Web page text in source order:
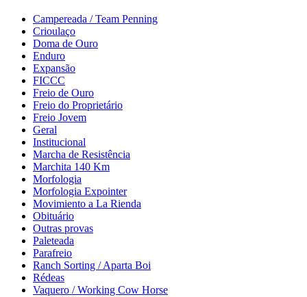
Campereada / Team Penning
Crioulaço
Doma de Ouro
Enduro
Expansão
FICCC
Freio de Ouro
Freio do Proprietário
Freio Jovem
Geral
Institucional
Marcha de Resistência
Marchita 140 Km
Morfologia
Morfologia Expointer
Movimiento a La Rienda
Obituário
Outras provas
Paleteada
Parafreio
Ranch Sorting / Aparta Boi
Rédeas
Vaquero / Working Cow Horse